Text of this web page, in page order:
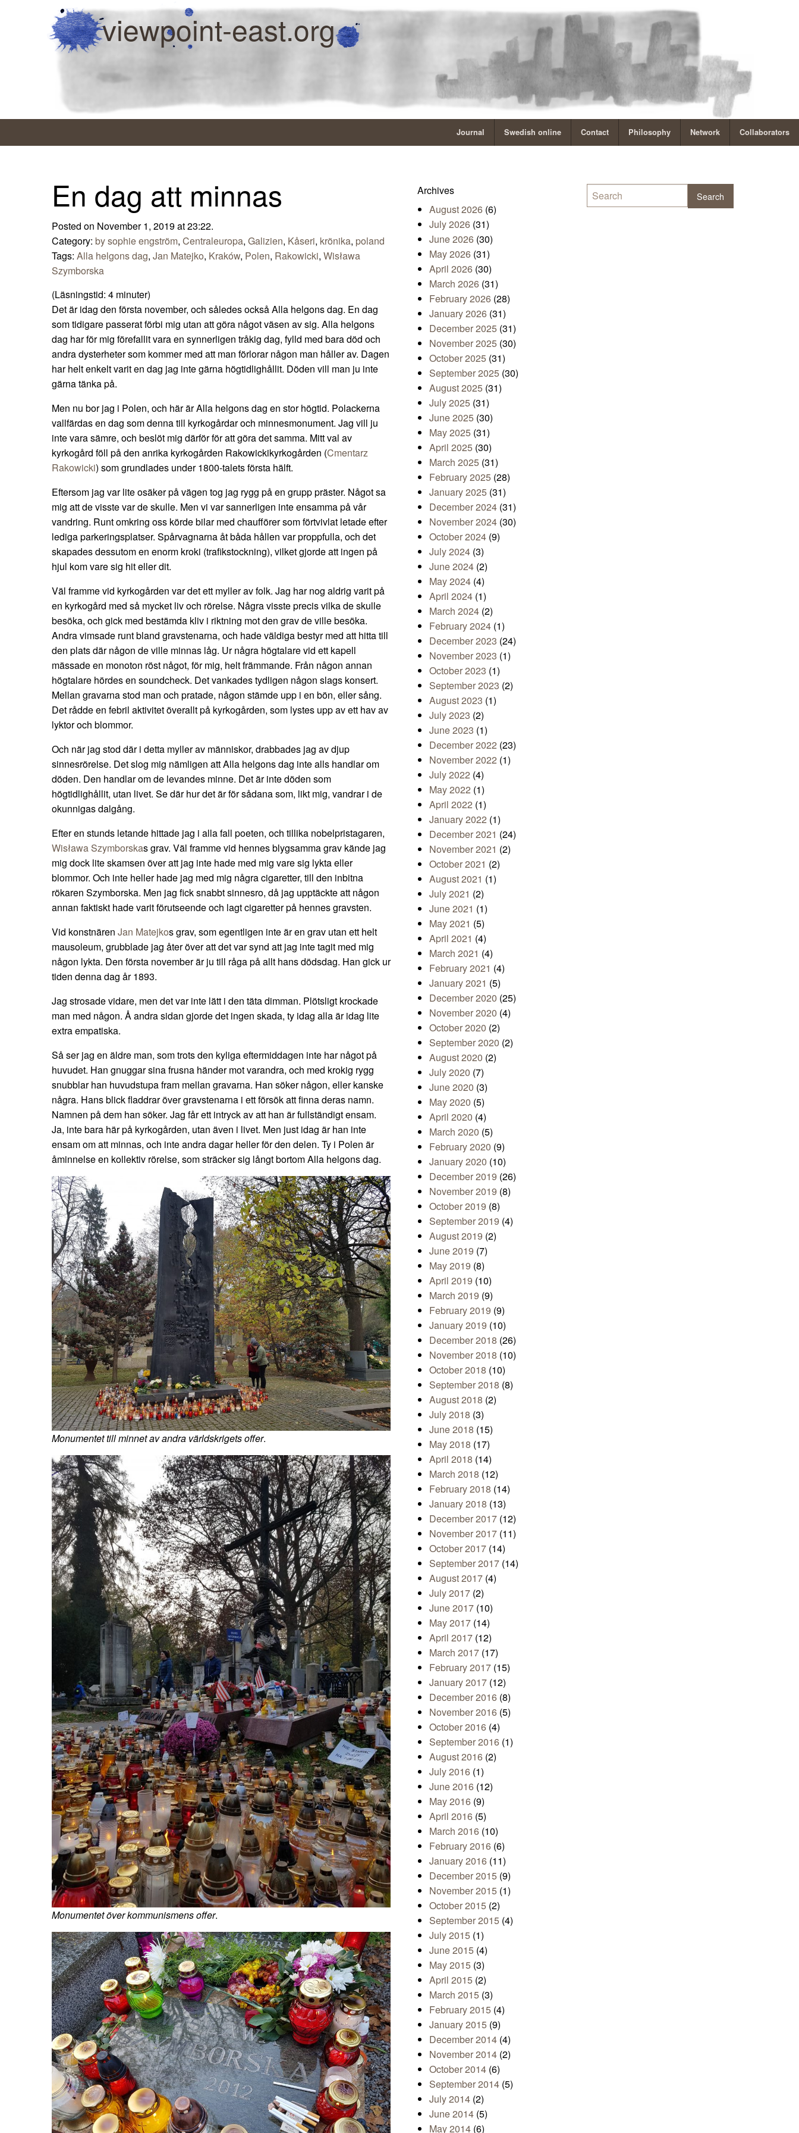
viewpoint-east.org
Journal Swedish online Contact Philosophy Network Collaborators
En dag att minnas
Posted on November 1, 2019 at 23:22.
Category: by sophie engström, Centraleuropa, Galizien, Kåseri, krönika, poland
Tags: Alla helgons dag, Jan Matejko, Kraków, Polen, Rakowicki, Wisława
Szymborska
(Läsningstid: 4 minuter)
Det är idag den första november, och således också Alla helgons dag. En dag
som tidigare passerat förbi mig utan att göra något väsen av sig. Alla helgons
dag har för mig förefallit vara en synnerligen tråkig dag, fylld med bara död och
andra dysterheter som kommer med att man förlorar någon man håller av. Dagen
har helt enkelt varit en dag jag inte gärna högtidlighållit. Döden vill man ju inte
gärna tänka på.
Men nu bor jag i Polen, och här är Alla helgons dag en stor högtid. Polackerna
vallfärdas en dag som denna till kyrkogårdar och minnesmonument. Jag vill ju
inte vara sämre, och beslöt mig därför för att göra det samma. Mitt val av
kyrkogård föll på den anrika kyrkogården Rakowickikyrkogården (Cmentarz
Rakowicki) som grundlades under 1800-talets första hälft.
Eftersom jag var lite osäker på vägen tog jag rygg på en grupp präster. Något sa
mig att de visste var de skulle. Men vi var sannerligen inte ensamma på vår
vandring. Runt omkring oss körde bilar med chaufförer som förtvivlat letade efter
lediga parkeringsplatser. Spårvagnarna åt båda hållen var proppfulla, och det
skapades dessutom en enorm kroki (trafikstockning), vilket gjorde att ingen på
hjul kom vare sig hit eller dit.
Väl framme vid kyrkogården var det ett myller av folk. Jag har nog aldrig varit på
en kyrkogård med så mycket liv och rörelse. Några visste precis vilka de skulle
besöka, och gick med bestämda kliv i riktning mot den grav de ville besöka.
Andra vimsade runt bland gravstenarna, och hade väldiga bestyr med att hitta till
den plats där någon de ville minnas låg. Ur några högtalare vid ett kapell
mässade en monoton röst något, för mig, helt främmande. Från någon annan
högtalare hördes en soundcheck. Det vankades tydligen någon slags konsert.
Mellan gravarna stod man och pratade, någon stämde upp i en bön, eller sång.
Det rådde en febril aktivitet överallt på kyrkogården, som lystes upp av ett hav av
lyktor och blommor.
Och när jag stod där i detta myller av människor, drabbades jag av djup
sinnesrörelse. Det slog mig nämligen att Alla helgons dag inte alls handlar om
döden. Den handlar om de levandes minne. Det är inte döden som
högtidlighållit, utan livet. Se där hur det är för sådana som, likt mig, vandrar i de
okunnigas dalgång.
Efter en stunds letande hittade jag i alla fall poeten, och tillika nobelpristagaren,
Wisława Szymborskas grav. Väl framme vid hennes blygsamma grav kände jag
mig dock lite skamsen över att jag inte hade med mig vare sig lykta eller
blommor. Och inte heller hade jag med mig några cigaretter, till den inbitna
rökaren Szymborska. Men jag fick snabbt sinnesro, då jag upptäckte att någon
annan faktiskt hade varit förutseende och lagt cigaretter på hennes gravsten.
Vid konstnären Jan Matejkos grav, som egentligen inte är en grav utan ett helt
mausoleum, grubblade jag åter över att det var synd att jag inte tagit med mig
någon lykta. Den första november är ju till råga på allt hans dödsdag. Han gick ur
tiden denna dag år 1893.
Jag strosade vidare, men det var inte lätt i den täta dimman. Plötsligt krockade
man med någon. Å andra sidan gjorde det ingen skada, ty idag alla är idag lite
extra empatiska.
Så ser jag en äldre man, som trots den kyliga eftermiddagen inte har något på
huvudet. Han gnuggar sina frusna händer mot varandra, och med krokig rygg
snubblar han huvudstupa fram mellan gravarna. Han söker någon, eller kanske
några. Hans blick fladdrar över gravstenarna i ett försök att finna deras namn.
Namnen på dem han söker. Jag får ett intryck av att han är fullständigt ensam.
Ja, inte bara här på kyrkogården, utan även i livet. Men just idag är han inte
ensam om att minnas, och inte andra dagar heller för den delen. Ty i Polen är
åminnelse en kollektiv rörelse, som sträcker sig långt bortom Alla helgons dag.
Monumentet till minnet av andra världskrigets offer.
Monumentet över kommunismens offer.
Archives
August 2026 (6)
July 2026 (31)
June 2026 (30)
May 2026 (31)
April 2026 (30)
March 2026 (31)
February 2026 (28)
January 2026 (31)
December 2025 (31)
November 2025 (30)
October 2025 (31)
September 2025 (30)
August 2025 (31)
July 2025 (31)
June 2025 (30)
May 2025 (31)
April 2025 (30)
March 2025 (31)
February 2025 (28)
January 2025 (31)
December 2024 (31)
November 2024 (30)
October 2024 (9)
July 2024 (3)
June 2024 (2)
May 2024 (4)
April 2024 (1)
March 2024 (2)
February 2024 (1)
December 2023 (24)
November 2023 (1)
October 2023 (1)
September 2023 (2)
August 2023 (1)
July 2023 (2)
June 2023 (1)
December 2022 (23)
November 2022 (1)
July 2022 (4)
May 2022 (1)
April 2022 (1)
January 2022 (1)
December 2021 (24)
November 2021 (2)
October 2021 (2)
August 2021 (1)
July 2021 (2)
June 2021 (1)
May 2021 (5)
April 2021 (4)
March 2021 (4)
February 2021 (4)
January 2021 (5)
December 2020 (25)
November 2020 (4)
October 2020 (2)
September 2020 (2)
August 2020 (2)
July 2020 (7)
June 2020 (3)
May 2020 (5)
April 2020 (4)
March 2020 (5)
February 2020 (9)
January 2020 (10)
December 2019 (26)
November 2019 (8)
October 2019 (8)
September 2019 (4)
August 2019 (2)
June 2019 (7)
May 2019 (8)
April 2019 (10)
March 2019 (9)
February 2019 (9)
January 2019 (10)
December 2018 (26)
November 2018 (10)
October 2018 (10)
September 2018 (8)
August 2018 (2)
July 2018 (3)
June 2018 (15)
May 2018 (17)
April 2018 (14)
March 2018 (12)
February 2018 (14)
January 2018 (13)
December 2017 (12)
November 2017 (11)
October 2017 (14)
September 2017 (14)
August 2017 (4)
July 2017 (2)
June 2017 (10)
May 2017 (14)
April 2017 (12)
March 2017 (17)
February 2017 (15)
January 2017 (12)
December 2016 (8)
November 2016 (5)
October 2016 (4)
September 2016 (1)
August 2016 (2)
July 2016 (1)
June 2016 (12)
May 2016 (9)
April 2016 (5)
March 2016 (10)
February 2016 (6)
January 2016 (11)
December 2015 (9)
November 2015 (1)
October 2015 (2)
September 2015 (4)
July 2015 (1)
June 2015 (4)
May 2015 (3)
April 2015 (2)
March 2015 (3)
February 2015 (4)
January 2015 (9)
December 2014 (4)
November 2014 (2)
October 2014 (6)
September 2014 (5)
July 2014 (2)
June 2014 (5)
May 2014 (6)